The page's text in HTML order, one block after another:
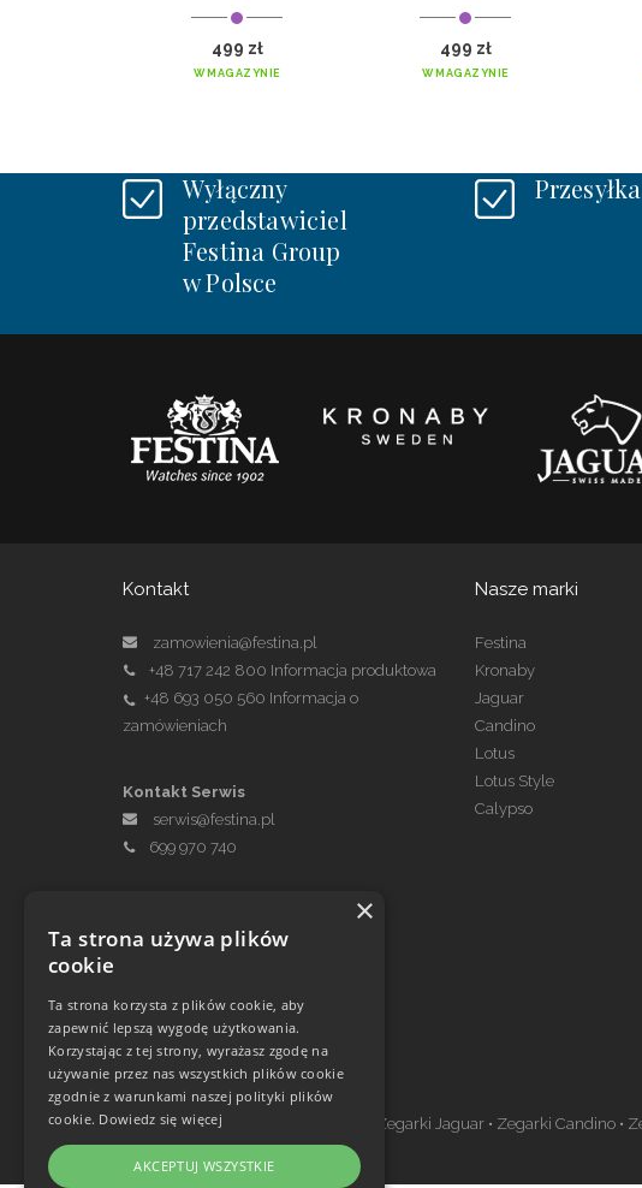
499 zł
W MAGAZYNIE
499 zł
W MAGAZYNIE
Wyłączny
przedstawiciel
Festina Group
w Polsce
Kontakt
zamowienia@festina.pl
+48 717 242 800 Informacja produktowa
+48 693 050 560 Informacja o
zamówieniach
Kontakt Serwis
serwis@festina.pl
699 970 740
Nasze marki
Festina
Kronaby
Jaguar
Candino
Lotus
Lotus Style
Calypso
Zegarki w ofercie
Zegarki Festina Zegarki Jaguar • Zegarki Candino •
×
Ta strona używa plików
cookie
Ta strona korzysta z plików cookie, aby
zapewnić lepszą wygodę użytkowania.
Korzystając z tej strony, wyrażasz zgodę na
używanie przez nas wszystkich plików cookie
zgodnie z warunkami naszej polityki plików
cookie. Dowiedz się więcej
AKCEPTUJ WSZYSTKIE